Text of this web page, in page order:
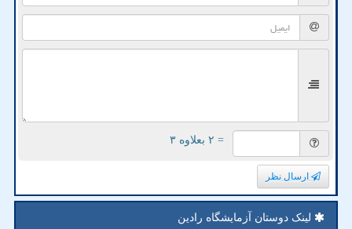
= ۲ بعلاوه ۳
ارسال نظر
لینک دوستان آزمایشگاه رادین